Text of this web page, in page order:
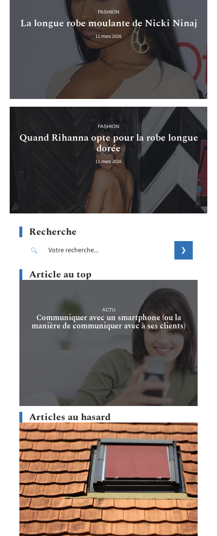
FASHION
La longue robe moulante de Nicki Ninaj
11 mars 2026
FASHION
Quand Rihanna opte pour la robe longue
dorée
11 mars 2026
Recherche
Article au top
ACTU
Communiquer avec un smartphone (ou la
manière de communiquer avec à ses clients)
Articles au hasard